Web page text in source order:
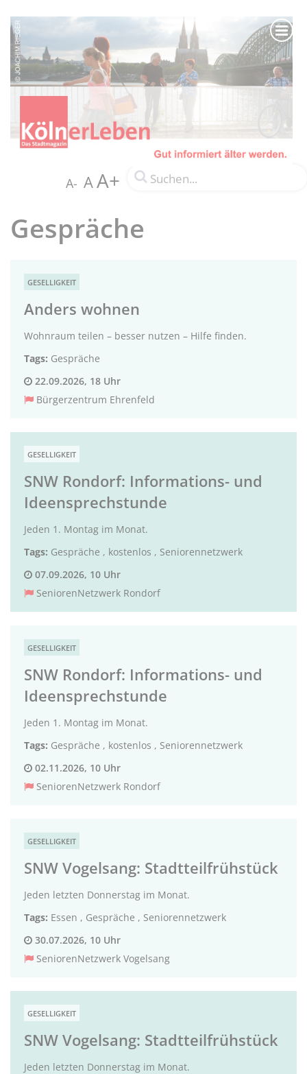
A- AA+
Gespräche
GESELLIGKEIT
Anders wohnen
Wohnraum teilen – besser nutzen – Hilfe finden.
Tags: Gespräche
22.09.2026, 18 Uhr
Bürgerzentrum Ehrenfeld
GESELLIGKEIT
SNW Rondorf: Informations- und
Ideensprechstunde
Jeden 1. Montag im Monat.
Tags: Gespräche , kostenlos , Seniorennetzwerk
07.09.2026, 10 Uhr
SeniorenNetzwerk Rondorf
GESELLIGKEIT
SNW Rondorf: Informations- und
Ideensprechstunde
Jeden 1. Montag im Monat.
Tags: Gespräche , kostenlos , Seniorennetzwerk
02.11.2026, 10 Uhr
SeniorenNetzwerk Rondorf
GESELLIGKEIT
SNW Vogelsang: Stadtteilfrühstück
Jeden letzten Donnerstag im Monat.
Tags: Essen , Gespräche , Seniorennetzwerk
30.07.2026, 10 Uhr
SeniorenNetzwerk Vogelsang
GESELLIGKEIT
SNW Vogelsang: Stadtteilfrühstück
Jeden letzten Donnerstag im Monat.